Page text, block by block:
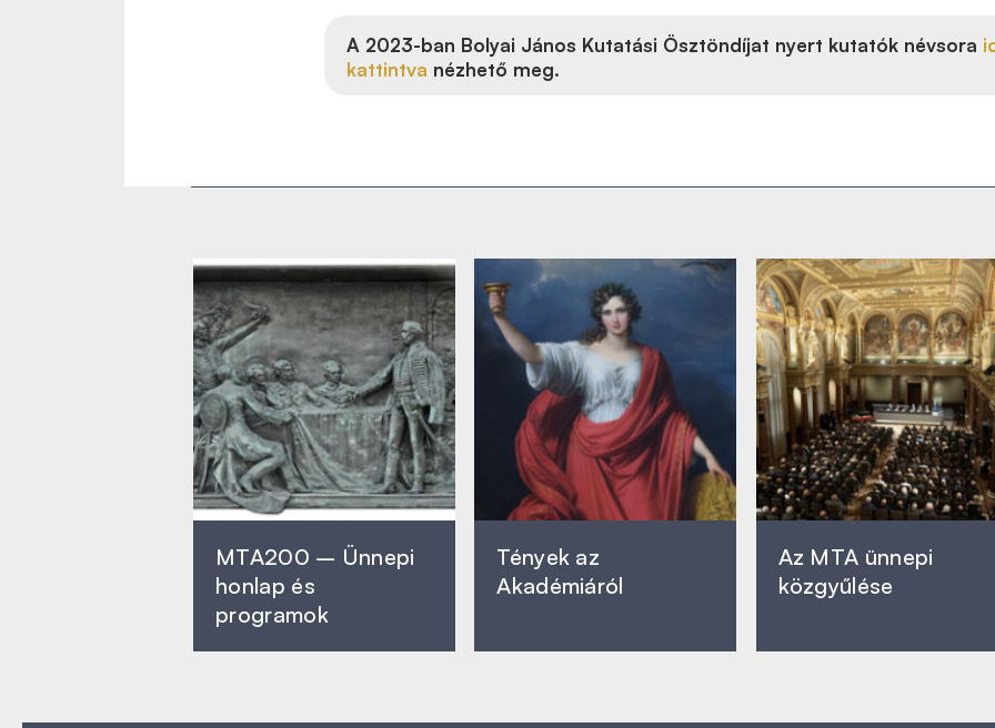
A 2023-ban Bolyai János Kutatási Ösztöndíjat nyert kutatók névsora
kattintva nézhető meg.
MTA200 – Ünnepi
honlap és
programok
Tények az
Akadémiáról
Az MTA ünnepi
közgyűlése